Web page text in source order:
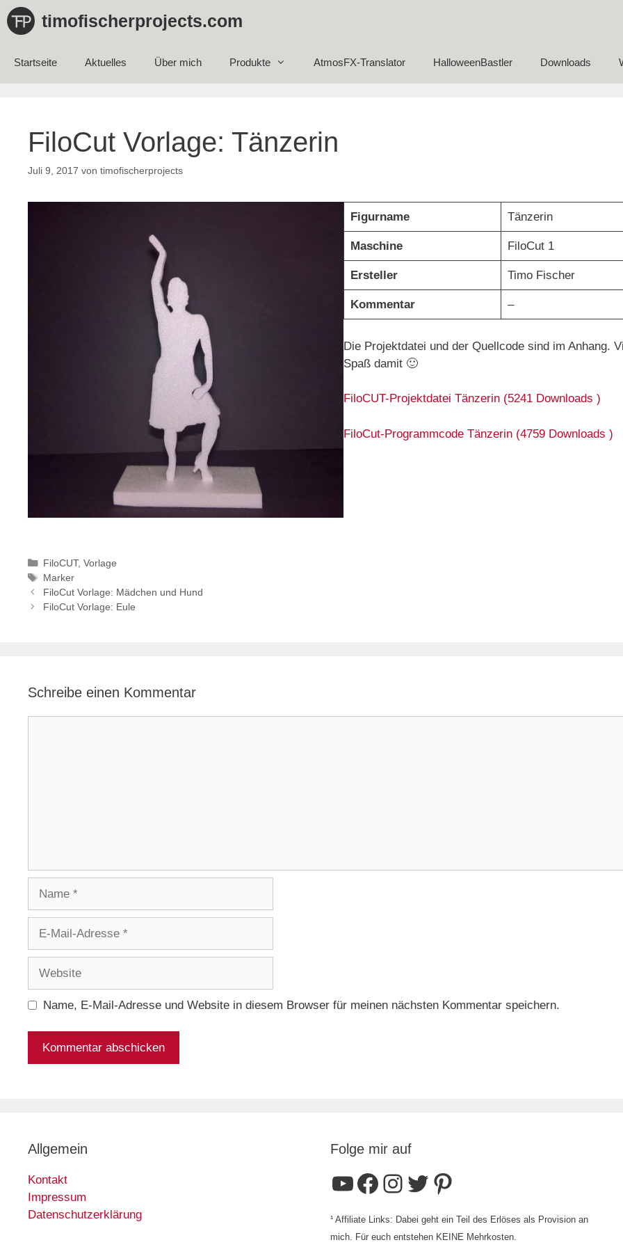
Zum
Inhalt
timofischerprojects.com
Startseite Aktuelles Über mich Produkte AtmosFX-Translator HalloweenBastler Downloads
FiloCut Vorlage: Tänzerin
Juli 9, 2017 von timofischerprojects
Figurname Tänzerin
Maschine FiloCut 1
Ersteller Timo Fischer
Kommentar –
Die Projektdatei und der Quellcode sind im Anhang.
Spaß damit 🙂
FiloCUT-Projektdatei Tänzerin (5241 Downloads )
FiloCut-Programmcode Tänzerin (4759 Downloads )
Kategorien
FiloCUT, Vorlage
Schlagwörter
Marker
FiloCut Vorlage: Mädchen und Hund
FiloCut Vorlage: Eule
Schreibe einen Kommentar
Adresse
Name, E-Mail-Adresse und Website in diesem Browser für meinen nächsten Kommentar speichern.
Allgemein
Kontakt
Impressum
Datenschutzerklärung
Folge mir auf
YouTube
Facebook
Instagram
Twitter
Pinterest
¹ Affiliate Links: Dabei geht ein Teil des Erlöses als Provision an
mich. Für euch entstehen KEINE Mehrkosten.